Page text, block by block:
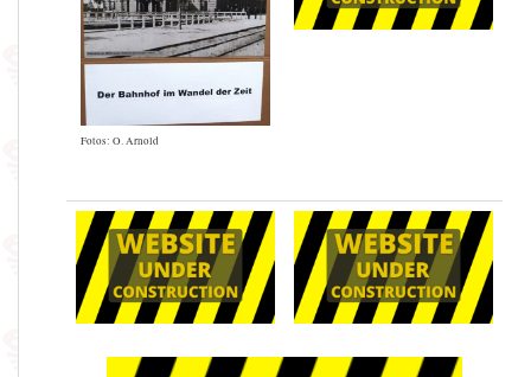
Fotos: O. Arnold